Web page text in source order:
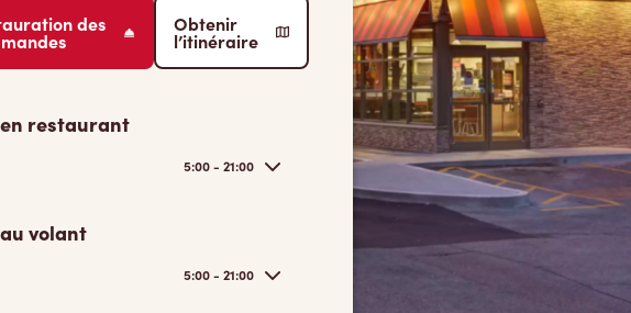
des Obtenir
l’itinéraire
restaurant
5:00 - 21:00
volant
5:00 - 21:00